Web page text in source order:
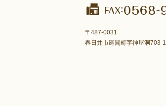
〒487-0031
春日井市廻間町字神屋洞703-1